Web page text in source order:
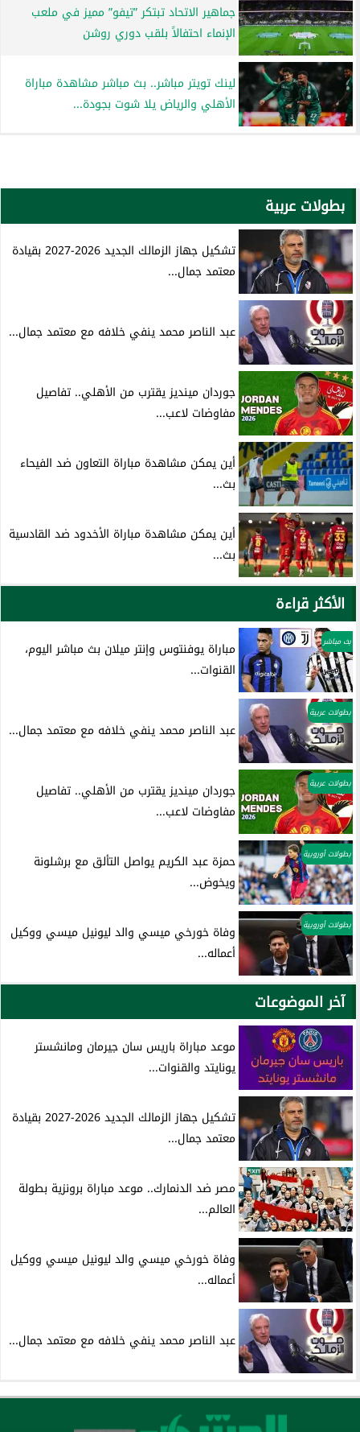
جماهير الاتحاد تبتكر ”تيفو” مميز في ملعب
الإنماء احتفالاً بلقب دوري روشن
لينك تويتر مباشر.. بث مباشر مشاهدة مباراة
الأهلي والرياض يلا شوت بجودة...
بطولات عربية
تشكيل جهاز الزمالك الجديد 2026-2027 بقيادة
معتمد جمال...
عبد الناصر محمد ينفي خلافه مع معتمد جمال...
جوردان مينديز يقترب من الأهلي.. تفاصيل
مفاوضات لاعب...
أين يمكن مشاهدة مباراة التعاون ضد الفيحاء
بث...
أين يمكن مشاهدة مباراة الأخدود ضد القادسية
بث...
الأكثر قراءة
بث مباشر
مباراة يوفنتوس وإنتر ميلان بث مباشر اليوم،
القنوات...
بطولات عربية
عبد الناصر محمد ينفي خلافه مع معتمد جمال...
بطولات عربية
جوردان مينديز يقترب من الأهلي.. تفاصيل
مفاوضات لاعب...
بطولات أوروبية
حمزة عبد الكريم يواصل التألق مع برشلونة
ويخوض...
بطولات أوروبية
وفاة خورخي ميسي والد ليونيل ميسي ووكيل
أعماله...
آخر الموضوعات
موعد مباراة باريس سان جيرمان ومانشستر
يونايتد والقنوات...
تشكيل جهاز الزمالك الجديد 2026-2027 بقيادة
معتمد جمال...
مصر ضد الدنمارك.. موعد مباراة برونزية بطولة
العالم...
وفاة خورخي ميسي والد ليونيل ميسي ووكيل
أعماله...
عبد الناصر محمد ينفي خلافه مع معتمد جمال...